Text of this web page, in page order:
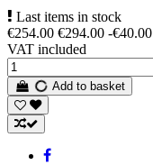
Last items in stock
€254.00 €294.00 -€40.00
VAT included
Add to basket